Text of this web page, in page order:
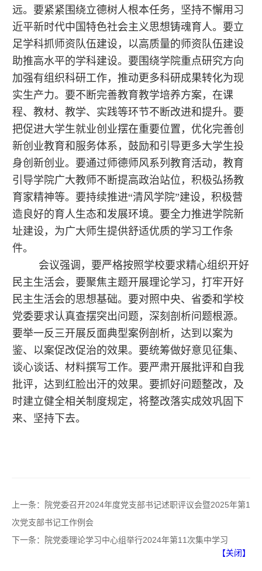
远。要紧紧围绕立德树人根本任务，坚持不懈用习
近平新时代中国特色社会主义思想铸魂育人。要立
足学科抓师资队伍建设，以高质量的师资队伍建设
助推高水平的学科建设。要围绕学院重点研究方向
加强有组织科研工作，推动更多科研成果转化为现
实生产力。要不断完善教育教学培养方案，在课
程、教材、教学、实践等环节不断改进和提升。要
把促进大学生就业创业摆在重要位置，优化完善创
新创业教育和服务体系，鼓励和引导更多大学生投
身创新创业。要通过师德师风系列教育活动，教育
引导学院广大教师不断提高政治站位，积极弘扬教
育家精神等。要持续推进“清风学院”建设，积极营
造良好的育人生态和发展环境。要全力推进学院新
址建设，为广大师生提供舒适优质的学习工作条
件。
会议强调，要严格按照学校要求精心组织开好
民主生活会，要聚焦主题开展理论学习，打牢开好
民主生活会的思想基础。要对照中央、省委和学校
党委要求认真查摆突出问题，深刻剖析问题根源。
要举一反三开展反面典型案例剖析，达到以案为
鉴、以案促改促治的效果。要统筹做好意见征集、
谈心谈话、材料撰写工作。要严肃开展批评和自我
批评，达到红脸出汗的效果。要抓好问题整改，及
时建立健全相关制度规定，将整改落实成效巩固下
来、坚持下去。
上一条：
院党委召开2024年度党支部书记述职评议会暨2025年第1
次党支部书记工作例会
下一条：
院党委理论学习中心组举行2024年第11次集中学习
【关闭】